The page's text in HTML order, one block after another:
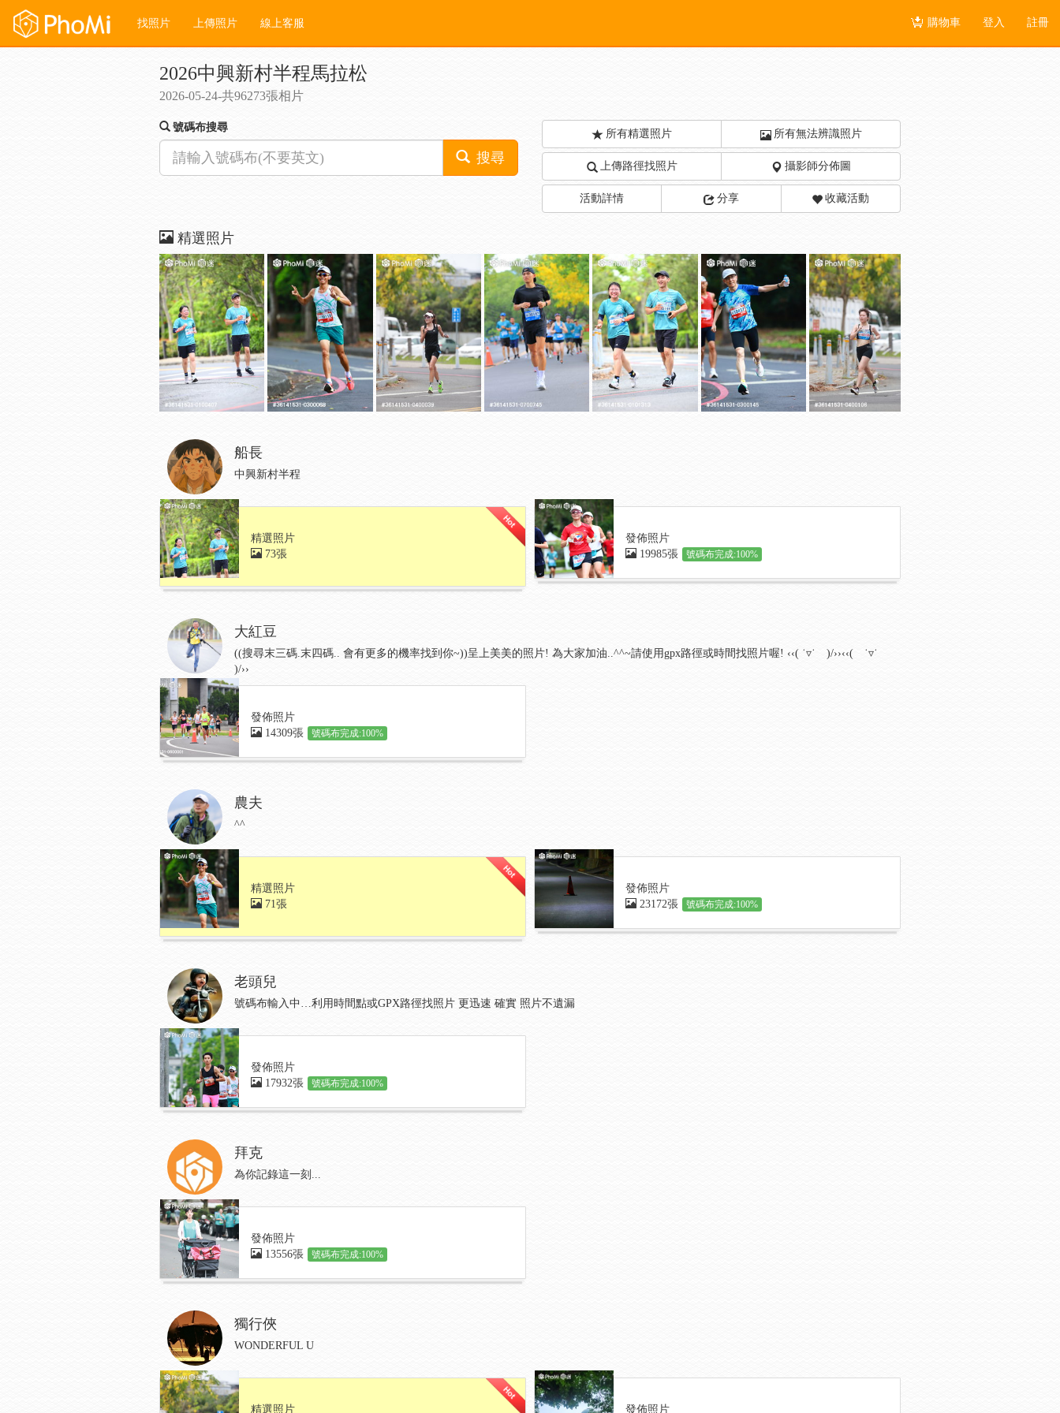
找照片 上傳照片 線上客服 購物車 登入 註冊
2026中興新村半程馬拉松
2026-05-24-共96273張相片
號碼布搜尋
搜尋
所有精選照片 所有無法辨識照片
上傳路徑找照片 攝影師分佈圖
活動詳情 分享 收藏活動
精選照片
船長
中興新村半程
精選照片
73張
發佈照片
19985張
號碼布完成:100%
大紅豆
((搜尋末三碼.末四碼.. 會有更多的機率找到你~))呈上美美的照片! 為大家加油..^^~請使用gpx路徑或時間找照片喔! ‹‹( ˙▿˙ )/››‹‹( ˙▿˙
)/››
發佈照片
14309張
號碼布完成:100%
農夫
^^
精選照片
71張
發佈照片
23172張
號碼布完成:100%
老頭兒
號碼布輸入中…利用時間點或GPX路徑找照片 更迅速 確實 照片不遺漏
發佈照片
17932張
號碼布完成:100%
拜克
為你記錄這一刻...
發佈照片
13556張
號碼布完成:100%
獨行俠
WONDERFUL U
精選照片 發佈照片